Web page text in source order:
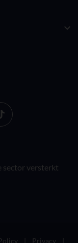
sector versterkt
Privacy